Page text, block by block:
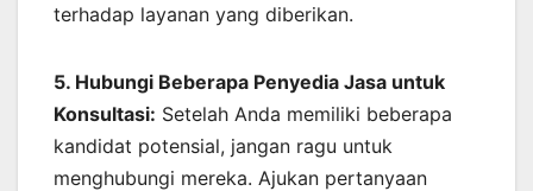
terhadap layanan yang diberikan.
5. Hubungi Beberapa Penyedia Jasa untuk
Konsultasi: Setelah Anda memiliki beberapa
kandidat potensial, jangan ragu untuk
menghubungi mereka. Ajukan pertanyaan